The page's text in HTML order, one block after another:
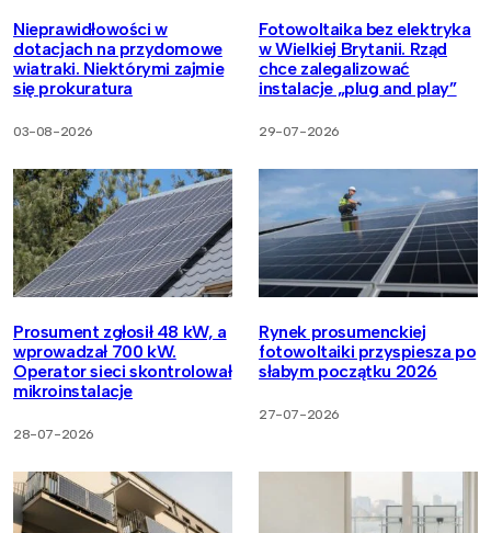
Nieprawidłowości w
dotacjach na przydomowe
wiatraki. Niektórymi zajmie
się prokuratura
03-08-2026
Fotowoltaika bez elektryka
w Wielkiej Brytanii. Rząd
chce zalegalizować
instalacje „plug and play”
29-07-2026
Prosument zgłosił 48 kW, a
wprowadzał 700 kW.
Operator sieci skontrolował
mikroinstalacje
28-07-2026
Rynek prosumenckiej
fotowoltaiki przyspiesza po
słabym początku 2026
27-07-2026